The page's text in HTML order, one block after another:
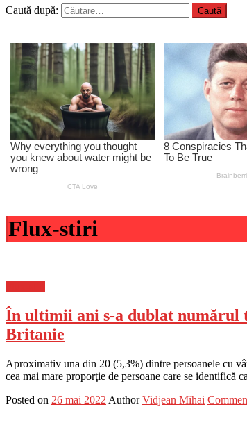
Caută după:
Flux-stiri
În ultimii ani s-a dublat numărul
Britanie
Aproximativ una din 20 (5,3%) dintre persoanele cu
cea mai mare proporţie de persoane care se
Posted on 26 mai 2022 Author Vidjean Mihai